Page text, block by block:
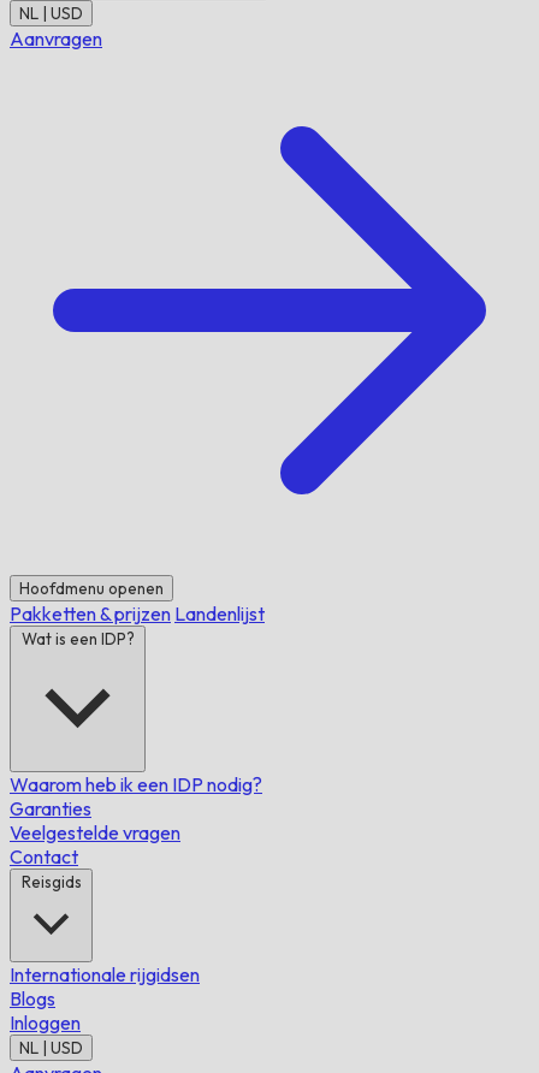
NL | USD
Aanvragen
Hoofdmenu openen
Pakketten & prijzen Landenlijst
Wat is een IDP?
Waarom heb ik een IDP nodig?
Garanties
Veelgestelde vragen
Contact
Reisgids
Internationale rijgidsen
Blogs
Inloggen
NL | USD